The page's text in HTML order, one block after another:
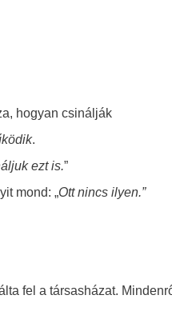
hogyan csinálják
.
ezt is.”
mond: „Ott nincs ilyen.”
fel a társasházat.